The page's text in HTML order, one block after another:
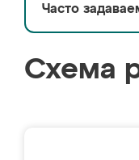
Часто
Схема